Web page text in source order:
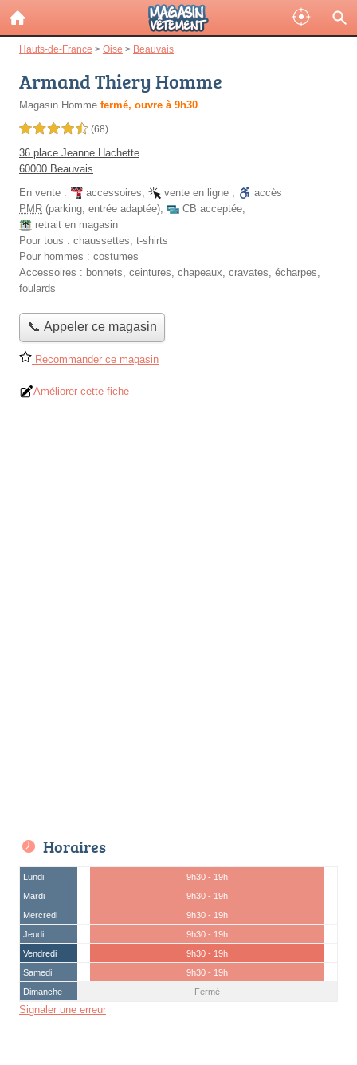
Hauts-de-France > Oise > Beauvais
Armand Thiery Homme
Magasin Homme fermé, ouvre à 9h30
4,5 étoiles sur 5 (68)
36 place Jeanne Hachette
60000 Beauvais
En vente :
accessoires, vente en ligne ,
accès
PMR (parking, entrée adaptée), CB acceptée,
retrait en magasin
Pour tous : chaussettes, t-shirts
Pour hommes : costumes
Accessoires : bonnets, ceintures, chapeaux, cravates, écharpes,
foulards
📞 Appeler ce magasin
Recommander ce magasin
Améliorer cette fiche
Horaires
Lundi
9h30 - 19h
Mardi
9h30 - 19h
Mercredi
9h30 - 19h
Jeudi
9h30 - 19h
Vendredi
9h30 - 19h
Samedi
9h30 - 19h
Dimanche
Fermé
Signaler une erreur